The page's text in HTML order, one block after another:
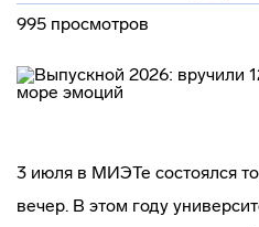
995 просмотров
3 июля в МИЭТе состоялся
вечер. В этом году